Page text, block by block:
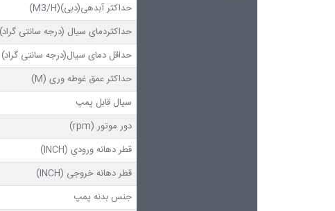
حداکثر آبدهی(دبی)(M3/H)
حداکثردمای سیال (درجه سانتی گراد)
حداقل دمای سیال(درجه سانتی گراد)
حداکثر عمق غوطه وری (M)
سیال قابل پمپ
دور موتور (rpm)
قطر دهانه ورودی (INCH)
قطر دهانه خروجی (INCH)
جنس بدنه پمپ